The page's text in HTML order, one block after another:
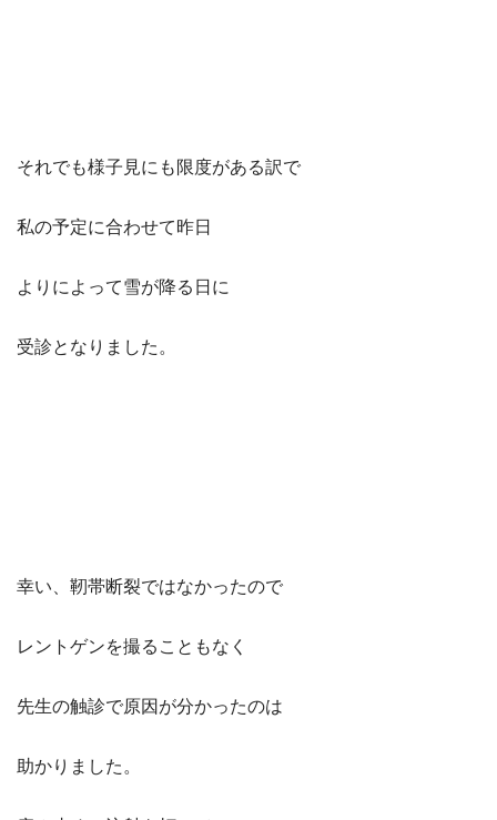
それでも様子見にも限度がある訳で
私の予定に合わせて昨日
よりによって雪が降る日に
受診となりました。
幸い、靭帯断裂ではなかったので
レントゲンを撮ることもなく
先生の触診で原因が分かったのは
助かりました。